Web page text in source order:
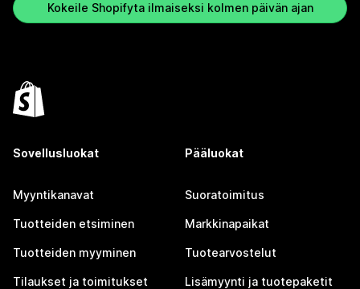
Kokeile Shopifyta ilmaiseksi kolmen päivän ajan
Sovellusluokat
Myyntikanavat
Tuotteiden etsiminen
Tuotteiden myyminen
Tilaukset ja toimitukset
Pääluokat
Suoratoimitus
Markkinapaikat
Tuotearvostelut
Lisämyynti ja tuotepaketit